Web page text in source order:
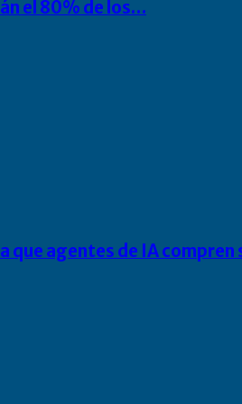
el 80% de los…
agentes de IA